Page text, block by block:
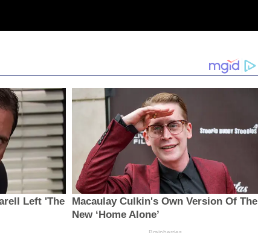
Left 'The
Macaulay Culkin's Own Version Of The
New ‘Home Alone’